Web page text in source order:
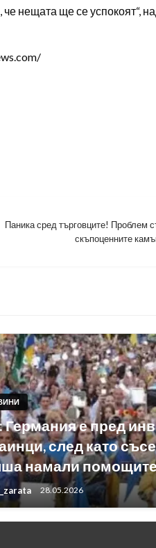
нещата ще се успокоят“,
Паника сред търговците! Проблем
скъпоценните
Германия е пред
след като
намали
28.05.2026